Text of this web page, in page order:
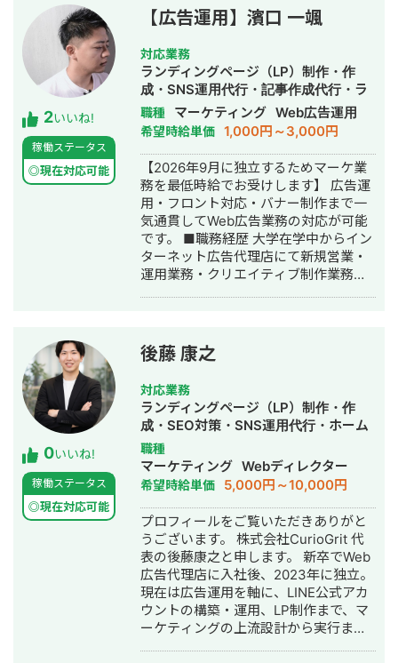
でのインタビュー記事
https://freelance-
meikan.com/column/4354/ 【経歴】
・新卒）不動産ディベロッパー（営
業） ・リクルート（営業）：ゼクシィ
の営業部にてMVP受賞、新規媒体の営
業リーダー ・UXコンサルティング会社
（シニアマネージャー）：大手からベ
ンチャー企業様向けにUXリサーチなど
の工程からUX改善実行までを提供 ・現
在、デジタルマーケティング支援や
WEB改善のプロとして活動
2いいね!
稼働ステータス
◎現在対応可能
【広告運用】濱口 一颯
対応業務
ランディングページ（LP）制作・作
成・SNS運用代行・記事作成代行・ラ
イティング・ホームページ制作・作
成・バナー制作・デザイン・リスティ
ング広告運用代行・動画制作・動画編
集・営業代行
職種 マーケティング Web広告運用
希望時給単価 1,000円～3,000円
【2026年9月に独立するためマーケ業
務を最低時給でお受けします】 広告運
用・フロント対応・バナー制作まで一
気通貫してWeb広告業務の対応が可能
です。 ■職務経歴 大学在学中からイン
ターネット広告代理店にて新規営業・
運用業務・クリエイティブ制作業務を
顧客開拓業務に従事。 新宿支店に配属
後、1日300件のテレアポ、個人宅への
訪問営業を1日100件行う。 証券会社を
退職後、広告代理店に転職。金融・不
動産業界を中心に月額数百万～数億単
位のリスティング広告・ディスプレイ
広告の広告運用を担当。 その後、学生
時代にインターンしていた広告代理店
にマネージャーとして入社。5名のマネ
ジメント業務・PL管理をしながらプレ
イヤーとしても運用業務や新規案件獲
得業務に務める。■経歴・実績・Web
広告で携わった企業の数50件以上 ・月
間広告運用費：月額10万～3000万 ■
得意なスキル ・WEB広告の総合的な戦
略設計 ・WEB広告の運用コンサルティ
ング ・GTMによるタグの設定 ・広告
に使用するバナーの制作 ・LPやバナー
0いいね!
稼働ステータス
◎現在対応可能
後藤 康之
対応業務
ランディングページ（LP）制作・作
成・SEO対策・SNS運用代行・ホーム
ページ制作・作成・バナー制作・デザ
イン・リスティング広告運用代行・オ
ウンドメディア制作・構築・運用代
行・採用代行・AI活用
職種
マーケティング Webディレクター
希望時給単価 5,000円～10,000円
プロフィールをご覧いただきありがと
うございます。 株式会社CurioGrit 代
表の後藤康之と申します。 新卒でWeb
広告代理店に入社後、2023年に独立。
現在は広告運用を軸に、LINE公式アカ
ウントの構築・運用、LP制作まで、マ
ーケティングの上流設計から実行まで